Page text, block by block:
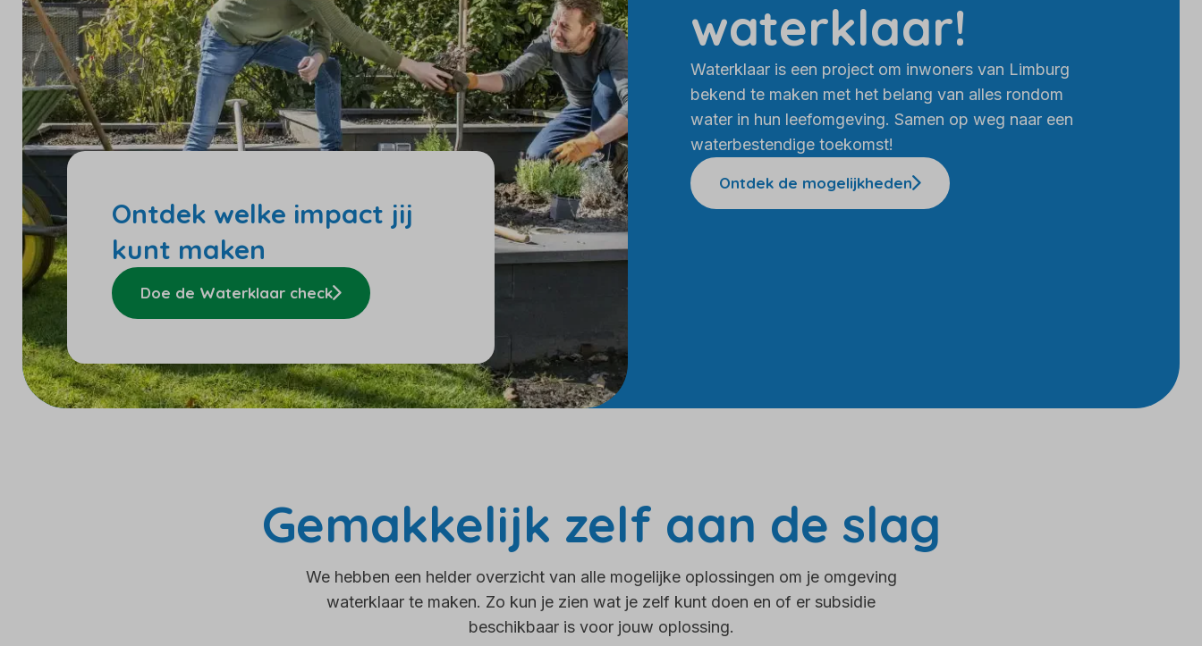
waterklaar!
Waterklaar is een project om inwoners van Limburg
bekend te maken met het belang van alles rondom
water in hun leefomgeving. Samen op weg naar een
waterbestendige toekomst!
Ontdek de mogelijkheden
Ontdek welke impact jij
kunt maken
Doe de Waterklaar check
Gemakkelijk zelf aan de slag
We hebben een helder overzicht van alle mogelijke oplossingen om je omgeving
waterklaar te maken. Zo kun je zien wat je zelf kunt doen en of er subsidie
beschikbaar is voor jouw oplossing.